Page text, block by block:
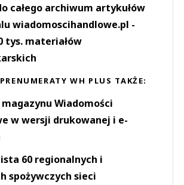
całego archiwum artykułów
wiadomoscihandlowe.pl -
tys. materiałów
WH PLUS TAKŻE:
Wiadomości
w wersji drukowanej i e-
60 regionalnych i
spożywczych sieci